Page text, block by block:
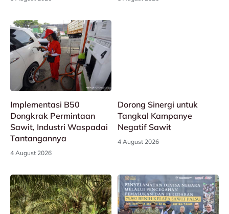
Implementasi B50
Dongkrak Permintaan
Sawit, Industri Waspadai
Tantangannya
4 August 2026
Dorong Sinergi untuk
Tangkal Kampanye
Negatif Sawit
4 August 2026